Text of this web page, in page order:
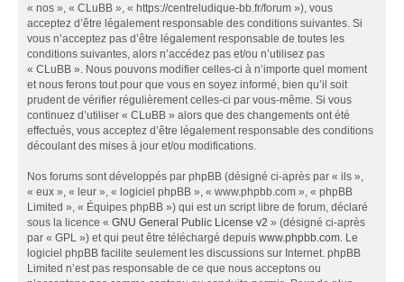
« nos », « CLuBB », « https://centreludique-bb.fr/forum »), vous
acceptez d’être légalement responsable des conditions suivantes. Si
vous n’acceptez pas d’être légalement responsable de toutes les
conditions suivantes, alors n’accédez pas et/ou n’utilisez pas
« CLuBB ». Nous pouvons modifier celles-ci à n’importe quel moment
et nous ferons tout pour que vous en soyez informé, bien qu’il soit
prudent de vérifier régulièrement celles-ci par vous-même. Si vous
continuez d’utiliser « CLuBB » alors que des changements ont été
effectués, vous acceptez d’être légalement responsable des conditions
découlant des mises à jour et/ou modifications.
Nos forums sont développés par phpBB (désigné ci-après par « ils »,
« eux », « leur », « logiciel phpBB », « www.phpbb.com », « phpBB
Limited », « Équipes phpBB ») qui est un script libre de forum, déclaré
sous la licence « GNU General Public License v2 » (désigné ci-après
par « GPL ») et qui peut être téléchargé depuis www.phpbb.com. Le
logiciel phpBB facilite seulement les discussions sur Internet. phpBB
Limited n’est pas responsable de ce que nous acceptons ou